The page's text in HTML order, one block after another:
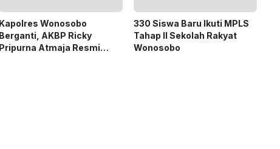
Kapolres Wonosobo
Berganti, AKBP Ricky
Pripurna Atmaja Resmi
330 Siswa Baru Ikuti MPLS
Tahap II Sekolah Rakyat
Wonosobo